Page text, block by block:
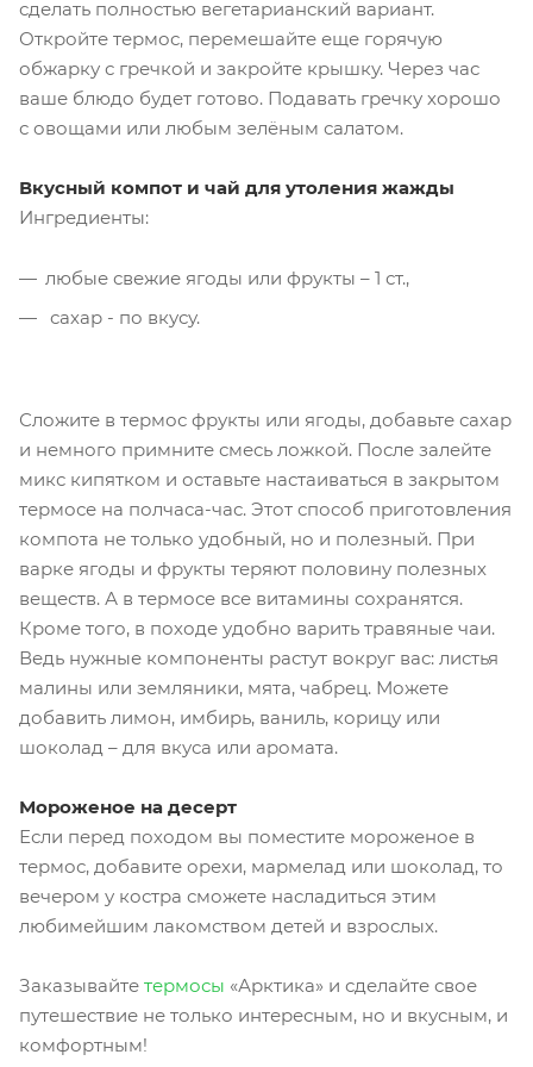
сделать полностью вегетарианский вариант.
Откройте термос, перемешайте еще горячую
обжарку с гречкой и закройте крышку. Через час
ваше блюдо будет готово. Подавать гречку хорошо
с овощами или любым зелёным салатом.
Вкусный компот и чай для утоления жажды
Ингредиенты:
любые свежие ягоды или фрукты – 1 ст.,
сахар - по вкусу.
Сложите в термос фрукты или ягоды, добавьте сахар
и немного примните смесь ложкой. После залейте
микс кипятком и оставьте настаиваться в закрытом
термосе на полчаса-час. Этот способ приготовления
компота не только удобный, но и полезный. При
варке ягоды и фрукты теряют половину полезных
веществ. А в термосе все витамины сохранятся.
Кроме того, в походе удобно варить травяные чаи.
Ведь нужные компоненты растут вокруг вас: листья
малины или земляники, мята, чабрец. Можете
добавить лимон, имбирь, ваниль, корицу или
шоколад – для вкуса или аромата.
Мороженое на десерт
Если перед походом вы поместите мороженое в
термос, добавите орехи, мармелад или шоколад, то
вечером у костра сможете насладиться этим
любимейшим лакомством детей и взрослых.
Заказывайте термосы «Арктика» и сделайте свое
путешествие не только интересным, но и вкусным, и
комфортным!